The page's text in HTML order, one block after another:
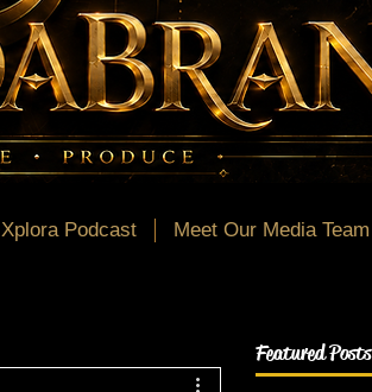
Xplora Podcast Meet Our Media Team
Featured Posts